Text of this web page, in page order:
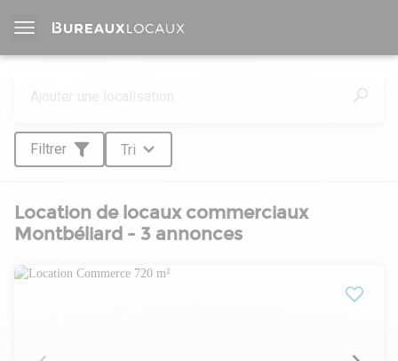
Filtrer Tri
Location de locaux commerciaux
Montbéliard - 3 annonces